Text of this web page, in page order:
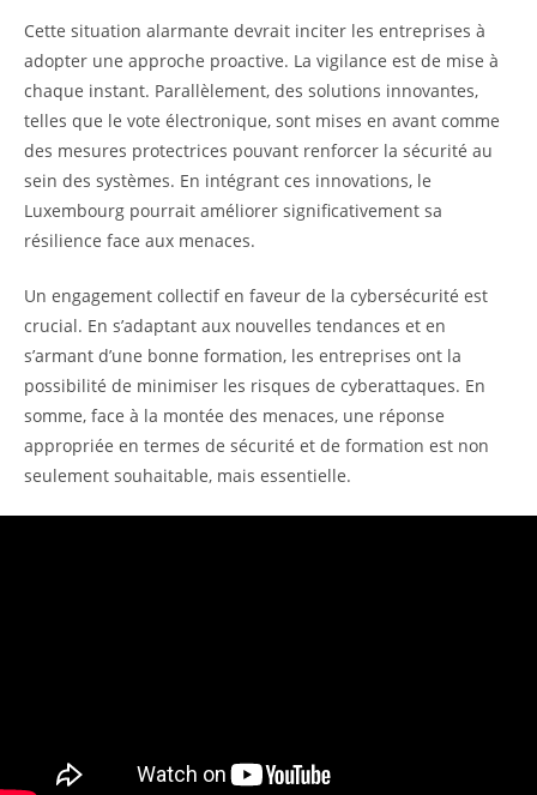
Cette situation alarmante devrait inciter les entreprises à
adopter une approche proactive. La vigilance est de mise à
chaque instant. Parallèlement, des solutions innovantes,
telles que le vote électronique, sont mises en avant comme
des mesures protectrices pouvant renforcer la sécurité au
sein des systèmes. En intégrant ces innovations, le
Luxembourg pourrait améliorer significativement sa
résilience face aux menaces.
Un engagement collectif en faveur de la cybersécurité est
crucial. En s’adaptant aux nouvelles tendances et en
s’armant d’une bonne formation, les entreprises ont la
possibilité de minimiser les risques de cyberattaques. En
somme, face à la montée des menaces, une réponse
appropriée en termes de sécurité et de formation est non
seulement souhaitable, mais essentielle.